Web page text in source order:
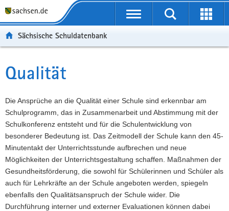
t
ü
e
r
g
r
e
i
f
e
n
d
r
l
a
v
i
g
a
t
i
o
n
a
t
n
h
a
l
t
W
t
r
e
I
n
f
o
r
m
a
t
r
i
c
e
Portalübergreifende
Suche
Sächsische Schuldatenbank
Hauptinhalt
Qualität
Die Ansprüche an die Qualität einer Schule sind erkennbar am
Schulprogramm, das in Zusammenarbeit und Abstimmung mit der
Schulkonferenz entsteht und für die Schulentwicklung von
besonderer Bedeutung ist. Das Zeitmodell der Schule kann den 45-
Minutentakt der Unterrichtsstunde aufbrechen und neue
Möglichkeiten der Unterrichtsgestaltung schaffen. Maßnahmen der
Gesundheitsförderung, die sowohl für Schülerinnen und Schüler als
auch für Lehrkräfte an der Schule angeboten werden, spiegeln
ebenfalls den Qualitätsanspruch der Schule wider. Die
Durchführung interner und externer Evaluationen können dabei